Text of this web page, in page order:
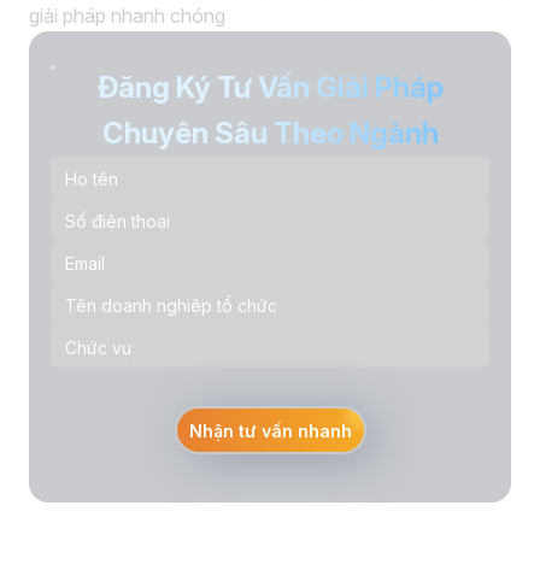
giải pháp nhanh chóng
Đăng Ký Tư Vấn Giải Pháp
Chuyên Sâu Theo Ngành
Nhận tư vấn nhanh